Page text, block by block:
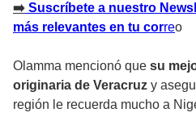
➡ Suscríbete a nuestro
más relevantes en tu correo
Olamma mencionó que su
originaria de Veracruz y
región le recuerda mucho a